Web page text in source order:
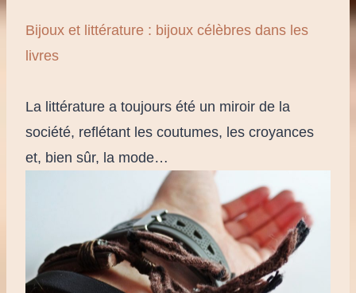
Bijoux et littérature : bijoux célèbres dans les
livres
La littérature a toujours été un miroir de la
société, reflétant les coutumes, les croyances
et, bien sûr, la mode…